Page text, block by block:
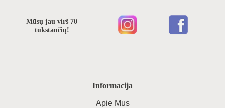
Informacija
Apie Mus
Mūsų jau virš 70
tūkstančių!